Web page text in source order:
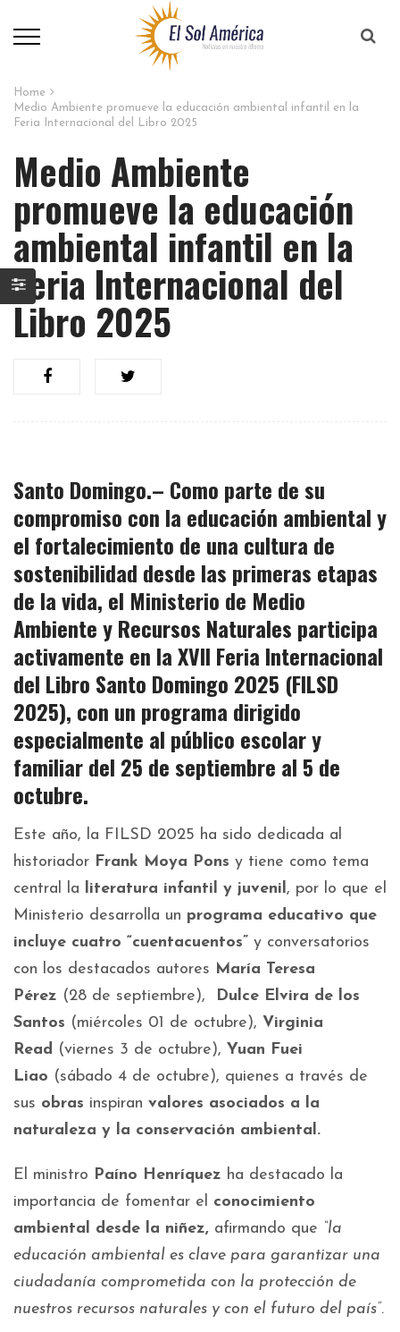
Home
Medio Ambiente promueve la educación ambiental infantil en la
Feria Internacional del Libro 2025
Medio Ambiente
promueve la educación
ambiental infantil en la
Feria Internacional del
Libro 2025
Santo Domingo.– Como parte de su
compromiso con la educación ambientaly
el fortalecimiento de una cultura de
sostenibilidad desde las primeras etapas
de la vida, el Ministerio de Medio
Ambiente y Recursos Naturales participa
activamente en la XVII Feria Internacional
del Libro Santo Domingo 2025 (FILSD
2025), con un programa dirigido
especialmente al público escolar y
familiardel 25 de septiembre al 5 de
octubre.
Este año, la FILSD 2025 ha sido dedicada al
historiador Frank Moya Pons y tiene como tema
central la literatura infantil y juvenil, por lo que el
Ministerio desarrolla un programa educativo que
incluye cuatro “cuentacuentos” y conversatorios
con los destacados autores María Teresa
Pérez (28 de septiembre),
Dulce Elvira de los
Santos (miércoles 01 de octubre), Virginia
Read (viernes 3 de octubre), Yuan Fuei
Liao (sábado 4 de octubre), quienes a través de
sus obras inspiran valores asociados a la
naturaleza y la conservación ambiental.
El ministro Paíno Henríquez ha destacado la
importancia de fomentar el conocimiento
ambiental desde la niñez, afirmando que “la
educación ambiental es clave para garantizar una
ciudadanía comprometida con la protección de
nuestros recursos naturales y con el futuro del país”.